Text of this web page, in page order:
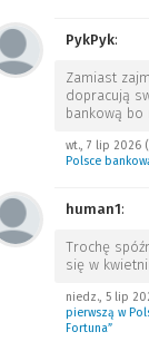
PykPyk:
Zamiast
dopracują
bankową
wt., 7 lip 2026
Polsce
human1:
Trochę
się w
niedz., 5 lip
pierwszą w
Fortuna”